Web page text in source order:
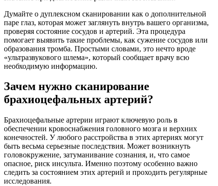
Думайте о дуплексном сканировании как о дополнительной
паре глаз, которая может заглянуть внутрь вашего организма,
проверяя состояние сосудов и артерий. Эта процедура
помогает выявить такие проблемы, как сужение сосудов или
образования тромба. Простыми словами, это нечто вроде
«ультразвукового шлема», который сообщает врачу всю
необходимую информацию.
Зачем нужно сканирование
брахиоцефальных артерий?
Брахиоцефальные артерии играют ключевую роль в
обеспечении кровоснабжения головного мозга и верхних
конечностей. У любого расстройства в этих артериях могут
быть весьма серьезные последствия. Может возникнуть
головокружение, затуманивание сознания, и, что самое
опасное, риск инсульта. Именно поэтому особенно важно
следить за состоянием этих артерий и проходить регулярные
исследования.